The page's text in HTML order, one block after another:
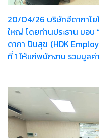
20/04/26 บริษัทฮีดากาโยโก เอ็นเตอร์ไพรส์ จำกัด สำนักงาน
ใหญ่ โดยท่านประธาน มอบ “HDK Happy Bag” จากโครงการ “ฮี
ดากา ปันสุข (HDK
ที่ 1 ให้แก่พนักงาน รวมมูล